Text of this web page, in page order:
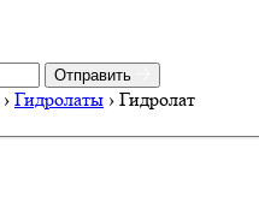
Отправить
› Гидролаты › Гидролат